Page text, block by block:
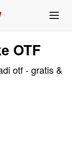
OTF
otf - gratis &